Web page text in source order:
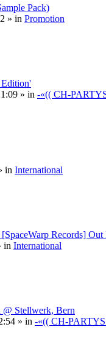
Pack)
» in Promotion
» in -«(( CH-
in International
Records]
in International
Stellwerk, Bern
» in -«(( CH-